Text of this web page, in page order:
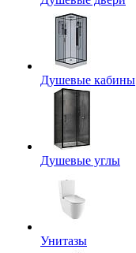
Душевые кабины
Душевые углы
Унитазы